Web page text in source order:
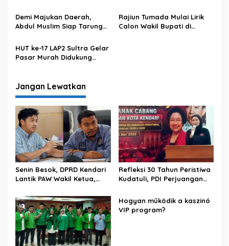
p
o
s
Akbar Lembaga Budaya
Muna di Kendari
Demi Majukan Daerah,
Abdul Muslim Siap Tarung
Rajiun Tumada Mulai Lirik
Calon Wakil Bupati di
HUT ke-17 LAP2 Sultra Gelar
Pasar Murah Didukung
Jangan Lewatkan
Senin Besok, DPRD Kendari
Lantik PAW Wakil Ketua,
Melenggang
Refleksi 30 Tahun Peristiwa
Kudatuli, PDI Perjuangan
Diskusi Kebangsaan
Hogyan működik a kaszinó
VIP program?